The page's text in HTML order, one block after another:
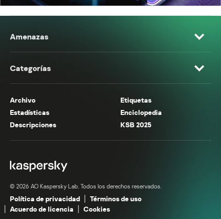
Amenazas
Categorías
Archivo
Etiquetas
Estadísticas
Enciclopedia
Descripciones
KSB 2025
© 2026 AO Kaspersky Lab. Todos los derechos reservados.
Política de privacidad
Términos de uso
Acuerdo de licencia
Cookies